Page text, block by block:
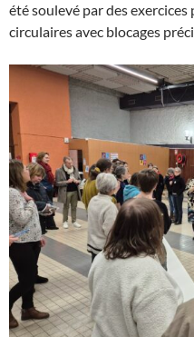
été soulevé par des
circulaires avec blocages